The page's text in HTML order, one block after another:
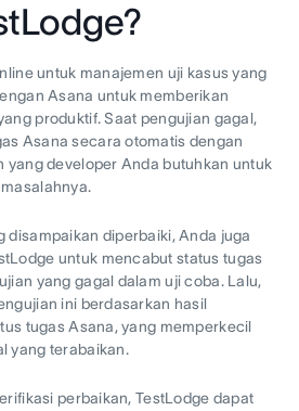
untuk manajemen uji kasus yang
Asana untuk memberikan
produktif. Saat pengujian gagal,
Asana secara otomatis dengan
yang developer Anda butuhkan untuk
disampaikan diperbaiki, Anda juga
untuk mencabut status tugas
yang gagal dalam uji coba. Lalu,
ini berdasarkan hasil
tugas Asana, yang memperkecil
yang terabaikan.
perbaikan, TestLodge dapat